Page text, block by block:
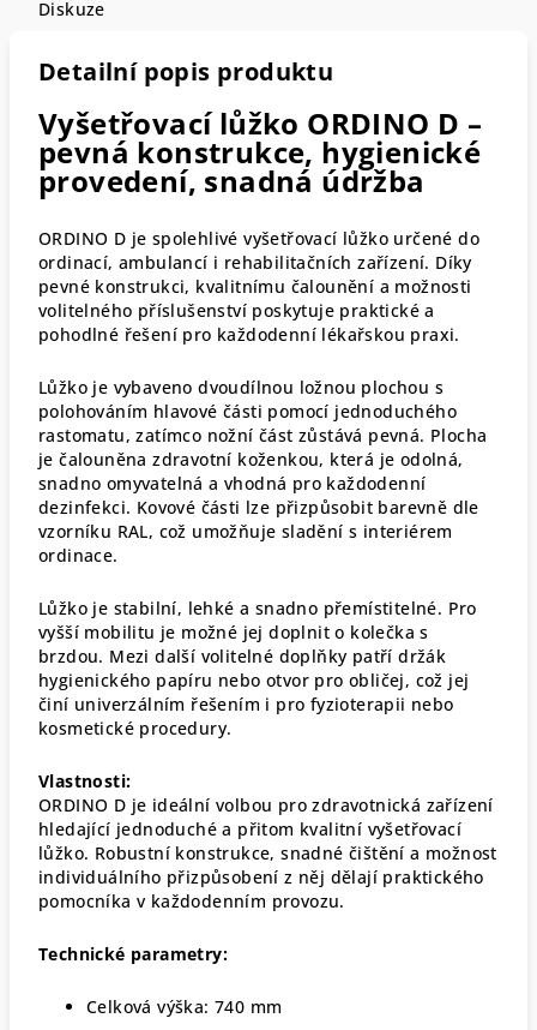
Diskuze
Detailní popis produktu
Vyšetřovací lůžko ORDINO D –
pevná konstrukce, hygienické
provedení, snadná údržba
ORDINO D je spolehlivé vyšetřovací lůžko určené do
ordinací, ambulancí i rehabilitačních zařízení. Díky
pevné konstrukci, kvalitnímu čalounění a možnosti
volitelného příslušenství poskytuje praktické a
pohodlné řešení pro každodenní lékařskou praxi.
Lůžko je vybaveno dvoudílnou ložnou plochou s
polohováním hlavové části pomocí jednoduchého
rastomatu, zatímco nožní část zůstává pevná. Plocha
je čalouněna zdravotní koženkou, která je odolná,
snadno omyvatelná a vhodná pro každodenní
dezinfekci. Kovové části lze přizpůsobit barevně dle
vzorníku RAL, což umožňuje sladění s interiérem
ordinace.
Lůžko je stabilní, lehké a snadno přemístitelné. Pro
vyšší mobilitu je možné jej doplnit o kolečka s
brzdou. Mezi další volitelné doplňky patří držák
hygienického papíru nebo otvor pro obličej, což jej
činí univerzálním řešením i pro fyzioterapii nebo
kosmetické procedury.
Vlastnosti:
ORDINO D je ideální volbou pro zdravotnická zařízení
hledající jednoduché a přitom kvalitní vyšetřovací
lůžko. Robustní konstrukce, snadné čištění a možnost
individuálního přizpůsobení z něj dělají praktického
pomocníka v každodenním provozu.
Technické parametry:
Celková výška: 740 mm